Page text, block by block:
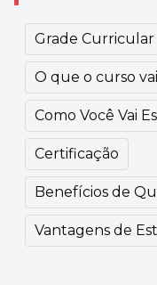
Grade Curricular
O que o curso
Como Você Vai
Certificação
Benefícios de
Vantagens de